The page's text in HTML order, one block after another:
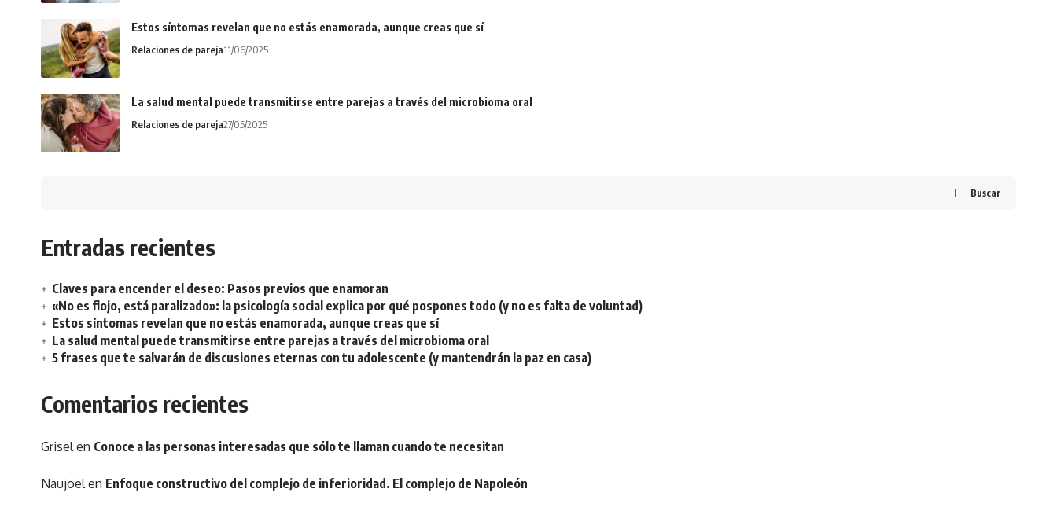
Estos síntomas revelan que no estás enamorada, aunque creas que sí
Relaciones de pareja11/06/2025
La salud mental puede transmitirse entre parejas a través del microbioma oral
Relaciones de pareja27/05/2025
Buscar
Entradas recientes
Claves para encender el deseo: Pasos previos que enamoran
«No es flojo, está paralizado»: la psicología social explica por qué pospones todo (y no es falta de voluntad)
Estos síntomas revelan que no estás enamorada, aunque creas que sí
La salud mental puede transmitirse entre parejas a través del microbioma oral
5 frases que te salvarán de discusiones eternas con tu adolescente (y mantendrán la paz en casa)
Comentarios recientes
Griselen Conoce a las personas interesadas que sólo te llaman cuando te necesitan
Naujoëlen Enfoque constructivo del complejo de inferioridad. El complejo de Napoleón